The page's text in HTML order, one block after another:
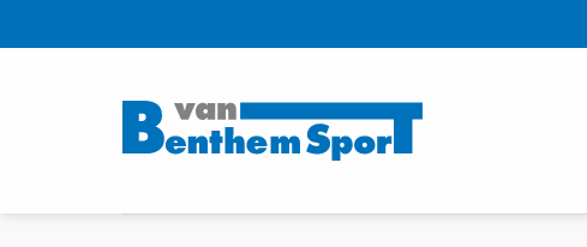
to